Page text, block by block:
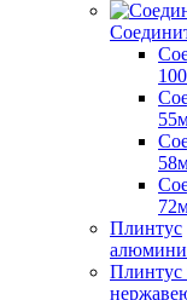
Плинтус
Плинтус